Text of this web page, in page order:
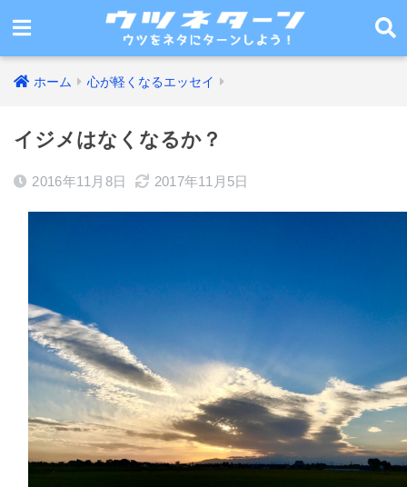
ホーム 心が軽くなるエッセイ
イジメはなくなるか？
2016年11月8日 2017年11月5日